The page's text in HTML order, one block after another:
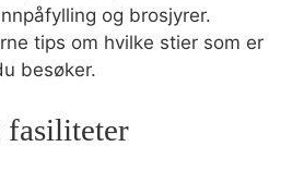
og brosjyrer.
tips om hvilke stier som er
besøker.
fasiliteter